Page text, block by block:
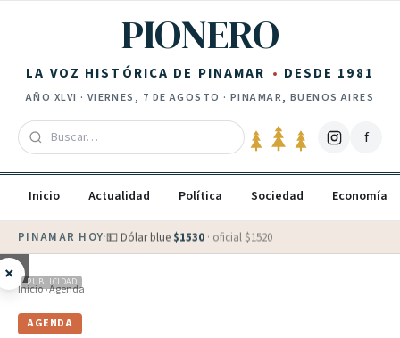
PIONERO
LA VOZ HISTÓRICA DE PINAMAR DESDE 1981
AÑO XLVI · VIERNES, 7 DE AGOSTO · PINAMAR, BUENOS AIRES
f
Inicio Actualidad Política Sociedad Economía
PINAMAR HOY·💵 Dólar blue $1530 · oficial $1520
× PUBLICIDAD
Inicio›Agenda
AGENDA